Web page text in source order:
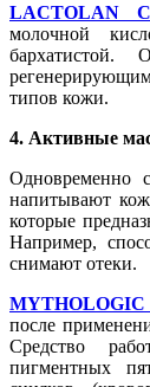
LACTOLAN
молочной
бархатистой.
типов кожи.
4. Активные
Одновременно
напитывают
которые
Например,
снимают отеки.
после
Средство
пигментных